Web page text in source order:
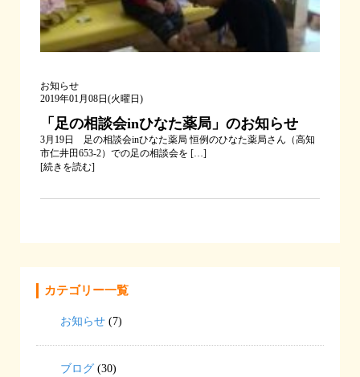
お知らせ
2019年01月08日(火曜日)
「足の相談会inひなた薬局」のお知らせ
3月19日 足の相談会inひなた薬局 恒例のひなた薬局さん（高知
市仁井田653-2）での足の相談会を […]
[続きを読む]
カテゴリー一覧
お知らせ (7)
ブログ (30)